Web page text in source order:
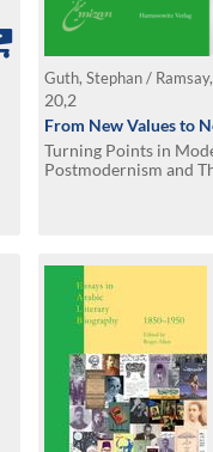
Guth, Stephan /
20,2
From New Values to
Turning Points in
Postmodernism and